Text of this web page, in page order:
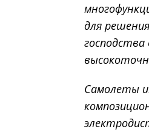
для
Самолеты